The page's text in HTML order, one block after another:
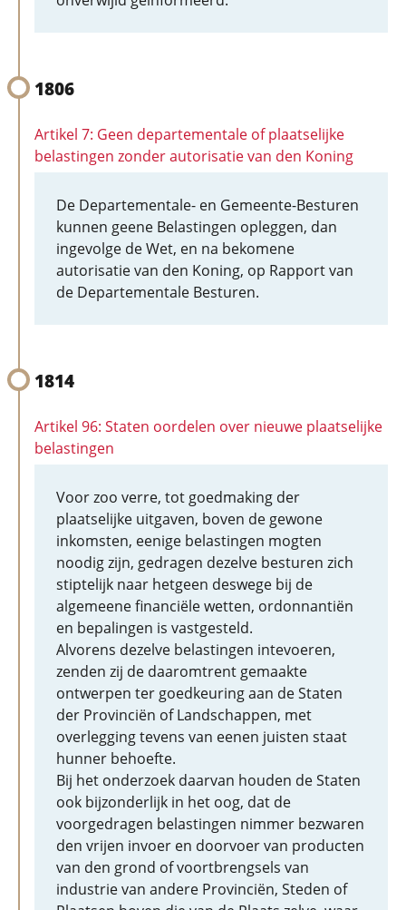
1806
Artikel 7: Geen departementale of plaatselijke
belastingen zonder autorisatie van den Koning
De Departementale- en Gemeente-Besturen
kunnen geene Belastingen opleggen, dan
ingevolge de Wet, en na bekomene
autorisatie van den Koning, op Rapport van
de Departementale Besturen.
1814
Artikel 96: Staten oordelen over nieuwe plaatselijke
belastingen
Voor zoo verre, tot goedmaking der
plaatselijke uitgaven, boven de gewone
inkomsten, eenige belastingen mogten
noodig zijn, gedragen dezelve besturen zich
stiptelijk naar hetgeen deswege bij de
algemeene financiële wetten, ordonnantiën
en bepalingen is vastgesteld.
Alvorens dezelve belastingen intevoeren,
zenden zij de daaromtrent gemaakte
ontwerpen ter goedkeuring aan de Staten
der Provinciën of Landschappen, met
overlegging tevens van eenen juisten staat
hunner behoefte.
Bij het onderzoek daarvan houden de Staten
ook bijzonderlijk in het oog, dat de
voorgedragen belastingen nimmer bezwaren
den vrijen invoer en doorvoer van producten
van den grond of voortbrengsels van
industrie van andere Provinciën, Steden of